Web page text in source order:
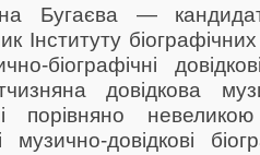
Бугаєва —
Інституту
біографічні
довідкова
порівняно
музично-довідкові